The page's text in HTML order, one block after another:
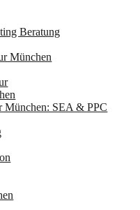
Beratung
München
München: SEA & PPC